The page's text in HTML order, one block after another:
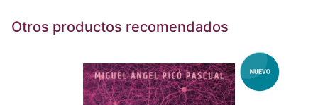
Otros productos recomendados